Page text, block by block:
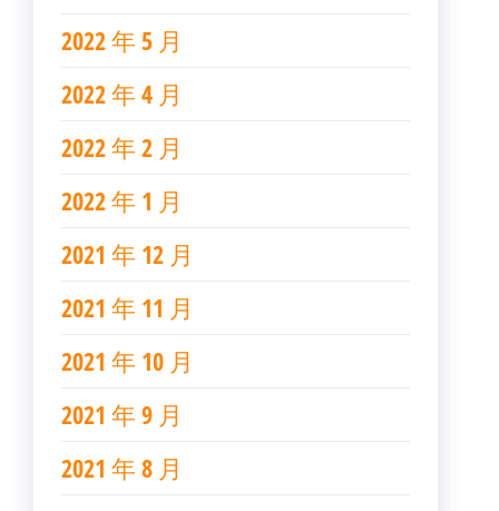
2022 年 5 月
2022 年 4 月
2022 年 2 月
2022 年 1 月
2021 年 12 月
2021 年 11 月
2021 年 10 月
2021 年 9 月
2021 年 8 月